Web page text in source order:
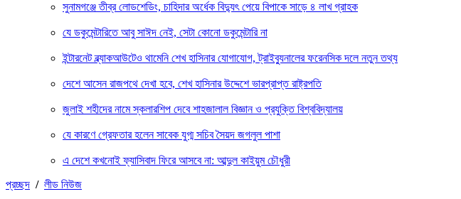
সুনামগঞ্জে তীব্র লোডশেডিং, চাহিদার অর্ধেক বিদ্যুৎ পেয়ে বিপাকে সাড়ে ৪ লাখ গ্রাহক
যে ডকুমেন্টারিতে আবু সাঈদ নেই, সেটা কোনো ডকুমেন্টারি না
ইন্টারনেট ব্ল্যাকআউটেও থামেনি শেখ হাসিনার যোগাযোগ, ট্রাইব্যুনালের ফরেনসিক দলে নতুন তথ্য
দেশে আসেন রাজপথে দেখা হবে, শেখ হাসিনার উদ্দেশে ভারপ্রাপ্ত রাষ্ট্রপতি
জুলাই শহীদের নামে স্কলারশিপ দেবে শাহজালাল বিজ্ঞান ও প্রযুক্তি বিশ্ববিদ্যালয়
যে কারণে গ্রেফতার হলেন সাবেক যুগ্ম সচিব সৈয়দ জগলুল পাশা
এ দেশে কখনোই ফ্যাসিবাদ ফিরে আসবে না: আব্দুল কাইয়ুম চৌধুরী
প্রচ্ছদ / লীড নিউজ